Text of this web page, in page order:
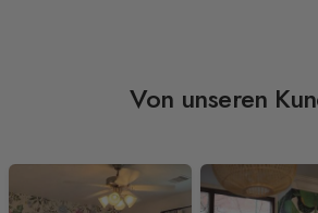
Von unseren